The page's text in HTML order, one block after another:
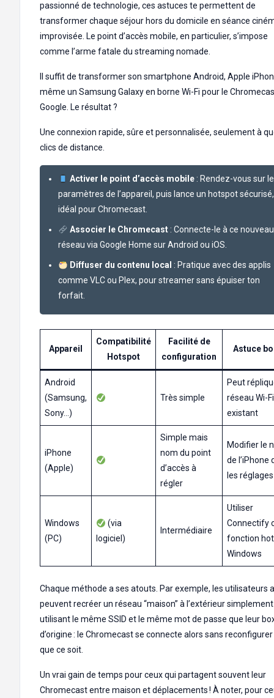
passionné de technologie, ces astuces te permettent de
transformer chaque séjour hors du domicile en séance
improvisée. Le point d’accès mobile, en particulier, s’impose
comme l’arme fatale du streaming nomade.
Il suffit de transformer son smartphone Android, Apple
même un Samsung Galaxy en borne Wi-Fi pour le
Google. Le résultat ?
Une connexion rapide, sûre et personnalisée, seulement à
clics de distance.
Activer le point d’accès mobile: Rendez-vous sur
paramètres de l’appareil, puis lance un hotspot sécurisé,
idéal pour Chromecast.
Associer le Chromecast: Connecte-le à ce nouveau
réseau via Google Home sur Android ou iOS.
Diffuser du contenu local : Pratique avec des applis
comme VLC ou Plex, pour streamer sans épuiser ton
forfait.
Appareil
Compatibilité
Hotspot
Facilité de
configuration
Astuce
Android
(Samsung,
Sony…)
Très simple
Peut
réseau Wi-Fi
existant
iPhone
(Apple)
Simple mais
nom du point
d’accès à
régler
Modifier le
de l’iPhone
les réglages
Windows
(PC)
(via
logiciel)
Intermédiaire
Utiliser
Connectify
fonction
Windows
Chaque méthode a ses atouts. Par exemple, les utilisateurs
peuvent recréer un réseau “maison” à l’extérieur
utilisant le même SSID et le même mot de passe que leur
d’origine : le Chromecast se connecte alors sans
que ce soit.
Un vrai gain de temps pour ceux qui partagent souvent leur
Chromecast entre maison et déplacements ! À noter, pour